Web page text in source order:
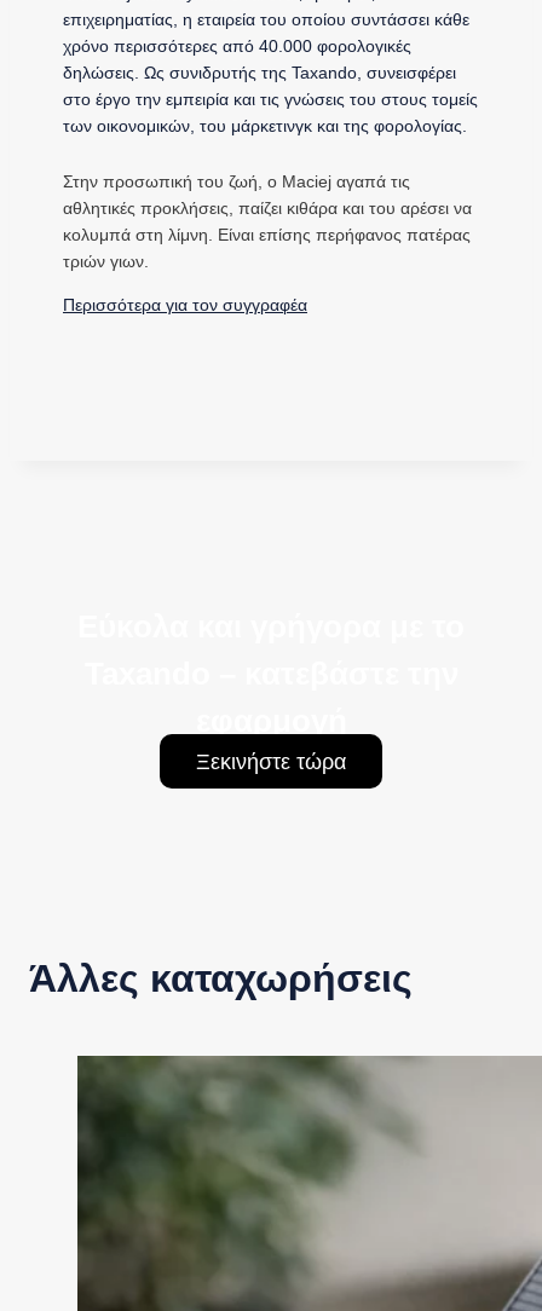
επιχειρηματίας, η εταιρεία του οποίου συντάσσει κάθε
χρόνο περισσότερες από 40.000 φορολογικές
δηλώσεις. Ως συνιδρυτής της Taxando, συνεισφέρει
στο έργο την εμπειρία και τις γνώσεις του στους τομείς
των οικονομικών, του μάρκετινγκ και της φορολογίας.
Στην προσωπική του ζωή, ο Maciej αγαπά τις
αθλητικές προκλήσεις, παίζει κιθάρα και του αρέσει να
κολυμπά στη λίμνη. Είναι επίσης περήφανος πατέρας
τριών γιων.
Περισσότερα για τον συγγραφέα
Ξεκινήστε τώρα
Άλλες καταχωρήσεις